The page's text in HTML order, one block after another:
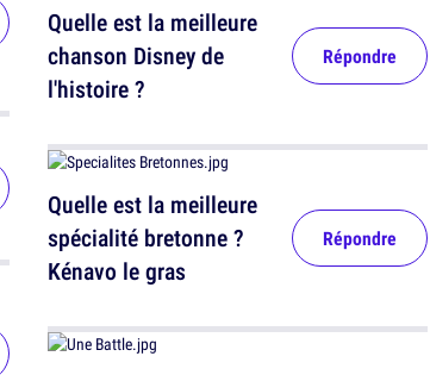
Quelle est la meilleure
chanson Disney de
l'histoire ?
Répondre
Quelle est la meilleure
spécialité bretonne ?
Kénavo le gras
Répondre